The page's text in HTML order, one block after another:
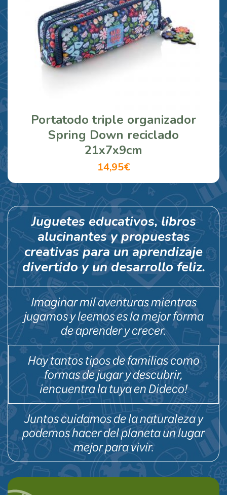
Portatodo triple organizador
Spring Down reciclado
21x7x9cm
14,95€
Juguetes educativos, libros
alucinantes y propuestas
creativas para un aprendizaje
divertido y un desarrollo feliz.
Imaginar mil aventuras mientras
jugamos y leemos es la mejor forma
de aprender y crecer.
Hay tantos tipos de familias como
formas de jugar y descubrir,
¡encuentra la tuya en Dideco!
Juntos cuidamos de la naturaleza y
podemos hacer del planeta un lugar
mejor para vivir.